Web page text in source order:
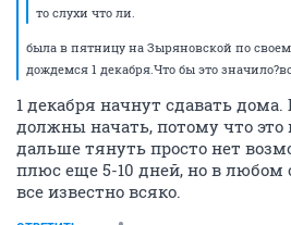
то слухи что ли.
была в пятницу на Зыряновской по
дождемся 1 декабря.Что бы это
1 декабря начнут сдавать
должны начать, потому что это
дальше тянуть просто нет
плюс еще 5-10 дней, но в любом
все известно всяко.